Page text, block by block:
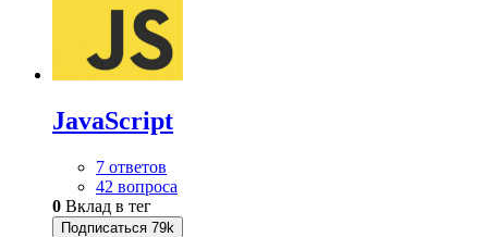
JavaScript
7 ответов
42 вопроса
0 Вклад в тег
Подписаться 79k